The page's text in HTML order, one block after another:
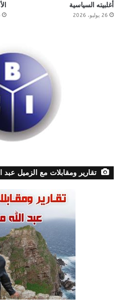
أغلبيته السياسية
26 يوليو، 2026
تقارير ومقابلات مع الزميل عبد